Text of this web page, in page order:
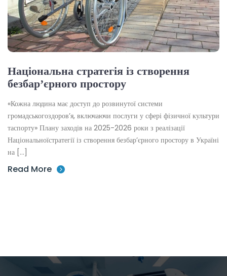
Національна стратегія із створення
безбар’єрного простору
«Кожна людина має доступ до розвинутої системи
громадськогоздоровʼя, включаючи послуги у сфері фізичної культури
таспорту» Плану заходів на 2025-2026 роки з реалізації
Національноїстратегії із створення безбар’єрного простору в Україні
на […]
Read More